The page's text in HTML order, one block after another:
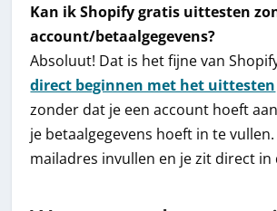
Kan ik Shopify gratis uittesten
account/betaalgegevens?
Absoluut! Dat is het fijne van
direct beginnen met het uittesten
zonder dat je een account hoeft
je betaalgegevens hoeft in te vullen.
mailadres invullen en je zit direct in